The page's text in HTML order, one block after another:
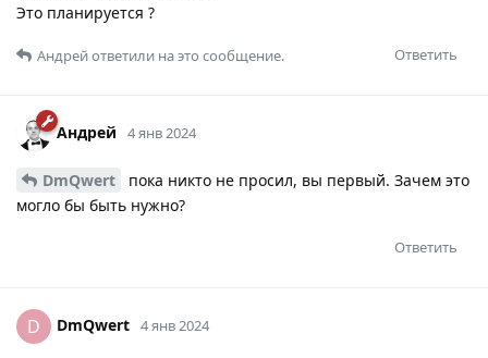
Это планируется ?
Ответить
Андрейответили на это сообщение.
Андрей 4 янв 2024
DmQwert
пока никто не просил, вы первый. Зачем это
могло бы быть нужно?
Ответить
D DmQwert 4 янв 2024